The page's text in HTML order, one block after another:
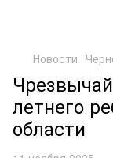
Новости
летнего
области